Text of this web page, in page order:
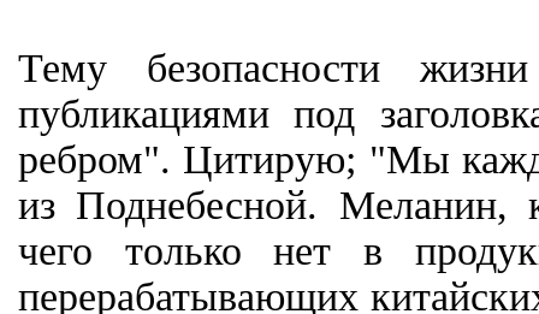
Тему безопасности
публикациями под
ребром". Цитирую; "Мы
из Поднебесной. Меланин,
чего только нет в
перерабатывающих